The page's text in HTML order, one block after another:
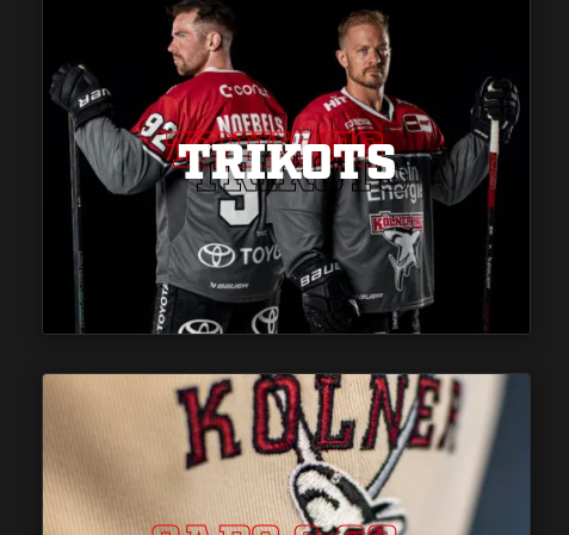
TRIKOTS
TRIKOTS
TRIKOTS